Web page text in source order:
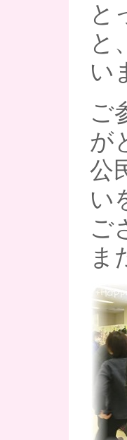
と
と
い
ご
が
公
い
ご
ま